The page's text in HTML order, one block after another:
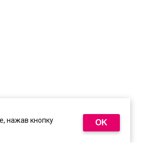
нажав кнопку OK